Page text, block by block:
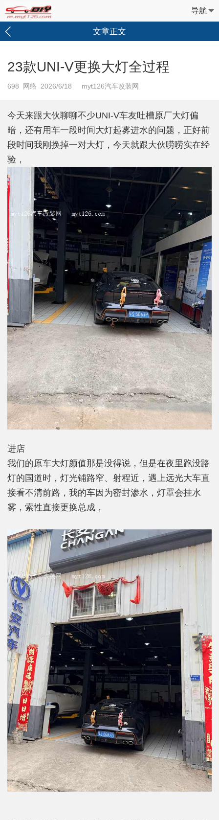
导航
文章正文
23款UNI-V更换大灯全过程
698 网络 2026/6/18 myt126汽车改装网
今天来跟大伙聊聊不少UNI-V车友吐槽原厂大灯偏
暗，还有用车一段时间大灯起雾进水的问题，正好前
段时间我刚换掉一对大灯，今天就跟大伙唠唠实在经
验，
进店
我们的原车大灯颜值那是没得说，但是在夜里跑没路
灯的国道时，灯光铺路窄、射程近，遇上远光大车直
接看不清前路，我的车因为密封渗水，灯罩会挂水
雾，索性直接更换总成，